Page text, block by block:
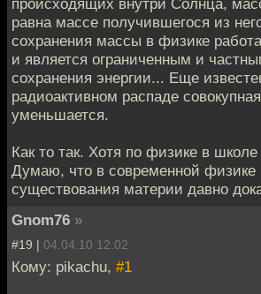
равна массе получившегося из
сохранения массы в физике
и является ограниченным и
сохранения энергии... Еще
радиоактивном распаде
уменьшается.
Как то так. Хотя по физике в
Думаю, что в современной физике
существования материи давно
Gnom76 »
#19 | 04.04.10 12:02
Кому: pikachu, #1